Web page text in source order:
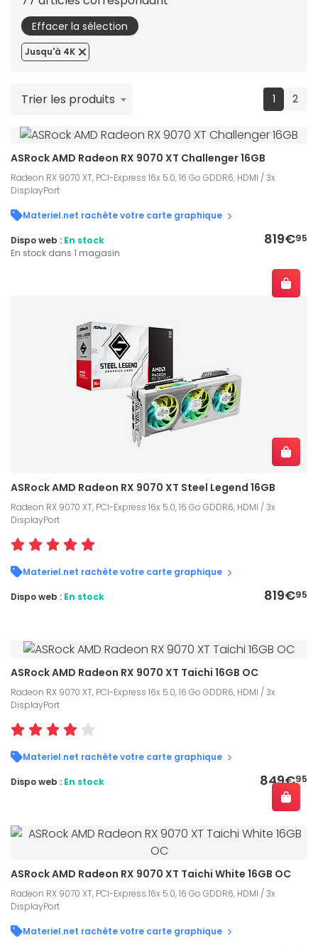
Effacer la sélection
Jusqu'à 4K
1 2
Trier les produits
ASRock AMD Radeon RX 9070 XT Challenger 16GB
Radeon RX 9070 XT, PCI-Express 16x 5.0, 16 Go GDDR6, HDMI / 3x
DisplayPort
Materiel.net rachète votre carte graphique
819€95
Dispo web : En stock
En stock dans 1 magasin
ASRock AMD Radeon RX 9070 XT Steel Legend 16GB
Radeon RX 9070 XT, PCI-Express 16x 5.0, 16 Go GDDR6, HDMI / 3x
DisplayPort
Materiel.net rachète votre carte graphique
819€95
Dispo web : En stock
ASRock AMD Radeon RX 9070 XT Taichi 16GB OC
Radeon RX 9070 XT, PCI-Express 16x 5.0, 16 Go GDDR6, HDMI / 3x
DisplayPort
Materiel.net rachète votre carte graphique
849€95
Dispo web : En stock
ASRock AMD Radeon RX 9070 XT Taichi White 16GB OC
Radeon RX 9070 XT, PCI-Express 16x 5.0, 16 Go GDDR6, HDMI / 3x
DisplayPort
Materiel.net rachète votre carte graphique